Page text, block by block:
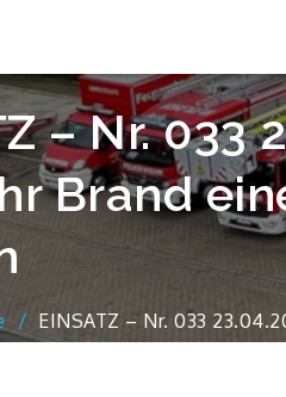
– Nr. 033
Brand
EINSATZ – Nr. 033